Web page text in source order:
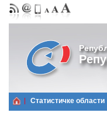
Статистичке области